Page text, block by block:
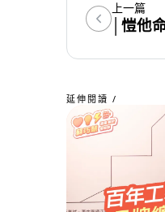
上一篇
│愷他
延伸閱讀 /